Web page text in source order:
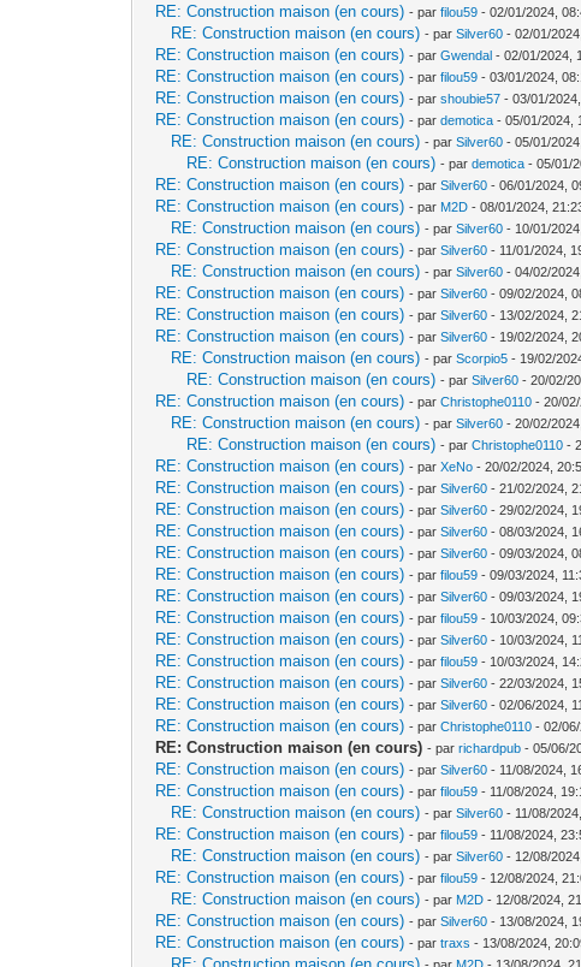
RE: Construction maison (en cours) - parfilou59 - 02/01/2024,
RE: Construction maison (en cours) - parSilver60 - 02/01/
RE: Construction maison (en cours) - parGwendal - 02/01/2024,
RE: Construction maison (en cours) - parfilou59 - 03/01/2024,
RE: Construction maison (en cours) - parshoubie57 - 03/01/
RE: Construction maison (en cours) - pardemotica - 05/01/2024,
RE: Construction maison (en cours) - parSilver60 - 05/01/
RE: Construction maison (en cours) - pardemotica - 05/01/
RE: Construction maison (en cours) - parSilver60 - 06/01/2024,
RE: Construction maison (en cours) - par M2D - 08/01/2024,
RE: Construction maison (en cours) - parSilver60 - 10/01/
RE: Construction maison (en cours) - parSilver60 - 11/01/2024,
RE: Construction maison (en cours) - parSilver60 - 04/02/
RE: Construction maison (en cours) - parSilver60 - 09/02/2024,
RE: Construction maison (en cours) - parSilver60 - 13/02/2024,
RE: Construction maison (en cours) - parSilver60 - 19/02/2024,
RE: Construction maison (en cours) - parScorpio5 - 19/02/
RE: Construction maison (en cours) - parSilver60 - 20/02/
RE: Construction maison (en cours) - parChristophe0110 - 20/
RE: Construction maison (en cours) - parSilver60 - 20/02/
RE: Construction maison (en cours) - parChristophe0110 -
RE: Construction maison (en cours) - parXeNo - 20/02/2024,
RE: Construction maison (en cours) - parSilver60 - 21/02/2024,
RE: Construction maison (en cours) - parSilver60 - 29/02/2024,
RE: Construction maison (en cours) - parSilver60 - 08/03/2024,
RE: Construction maison (en cours) - parSilver60 - 09/03/2024,
RE: Construction maison (en cours) - parfilou59 - 09/03/2024,
RE: Construction maison (en cours) - parSilver60 - 09/03/2024,
RE: Construction maison (en cours) - parfilou59 - 10/03/2024,
RE: Construction maison (en cours) - parSilver60 - 10/03/2024,
RE: Construction maison (en cours) - parfilou59 - 10/03/2024,
RE: Construction maison (en cours) - parSilver60 - 22/03/2024,
RE: Construction maison (en cours) - parSilver60 - 02/06/2024,
RE: Construction maison (en cours) - parChristophe0110 - 02/
RE: Construction maison (en cours) - parrichardpub - 05/06/
RE: Construction maison (en cours) - parSilver60 - 11/08/2024,
RE: Construction maison (en cours) - parfilou59 - 11/08/2024,
RE: Construction maison (en cours) - parSilver60 - 11/08/
RE: Construction maison (en cours) - parfilou59 - 11/08/2024,
RE: Construction maison (en cours) - parSilver60 - 12/08/
RE: Construction maison (en cours) - parfilou59 - 12/08/2024,
RE: Construction maison (en cours) - par M2D - 12/08/2024,
RE: Construction maison (en cours) - parSilver60 - 13/08/2024,
RE: Construction maison (en cours) - partraxs - 13/08/2024,